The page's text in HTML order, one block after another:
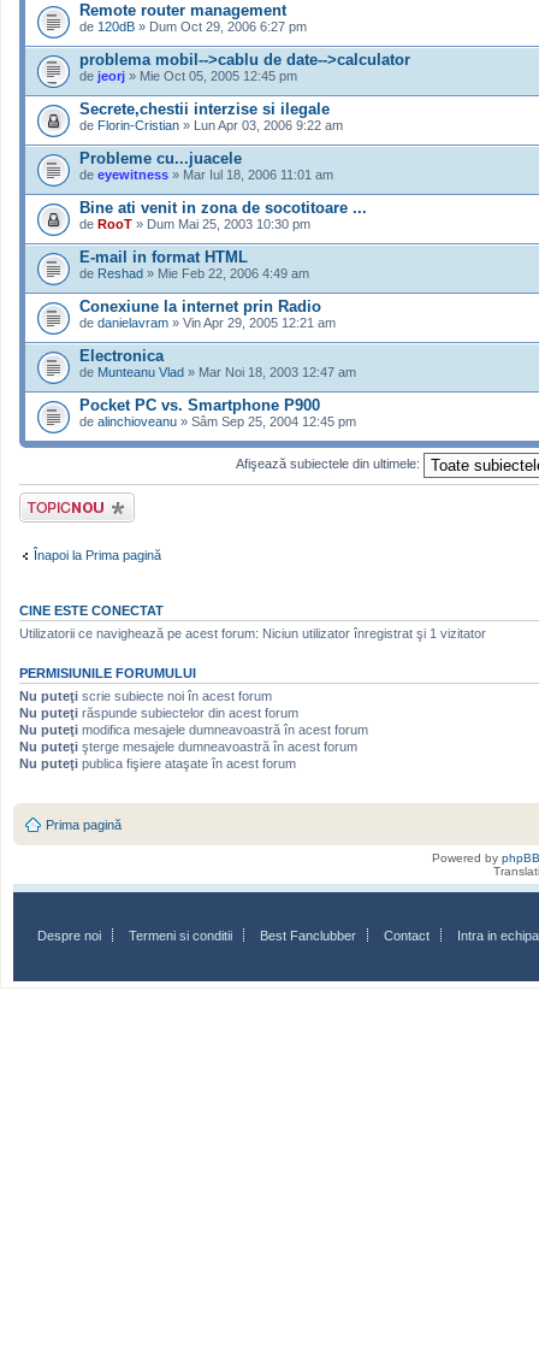
Remote router management
de 120dB » Dum Oct 29, 2006 6:27 pm
problema mobil-->cablu de date-->calculator
de jeorj » Mie Oct 05, 2005 12:45 pm
Secrete,chestii interzise si ilegale
de Florin-Cristian » Lun Apr 03, 2006 9:22 am
Probleme cu...juacele
de eyewitness » Mar Iul 18, 2006 11:01 am
Bine ati venit in zona de socotitoare ...
de RooT » Dum Mai 25, 2003 10:30 pm
E-mail in format HTML
de Reshad » Mie Feb 22, 2006 4:49 am
Conexiune la internet prin Radio
de danielavram » Vin Apr 29, 2005 12:21 am
Electronica
de Munteanu Vlad » Mar Noi 18, 2003 12:47 am
Pocket PC vs. Smartphone P900
de alinchioveanu » Sâm Sep 25, 2004 12:45 pm
Afişează subiectele din ultimele:
Scrie un subiect
nou
Înapoi la Prima pagină
CINE ESTE CONECTAT
Utilizatorii ce navighează pe acest forum: Niciun utilizator înregistrat şi 1 vizitator
PERMISIUNILE FORUMULUI
Nu puteţi scrie subiecte noi în acest forum
Nu puteţi răspunde subiectelor din acest forum
Nu puteţi modifica mesajele dumneavoastră în acest forum
Nu puteţi şterge mesajele dumneavoastră în acest forum
Nu puteţi publica fişiere ataşate în acest forum
Prima pagină
Powered by phpBB
Despre noi Termeni si conditii Best Fanclubber Contact Intra in